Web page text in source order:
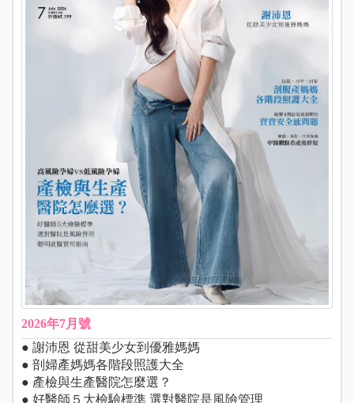
2026年7月號
● 謝沛恩 從甜美少女到優雅媽媽
● 剖婦產媽媽各階段照護大全
● 產檢與生產醫院怎麼選？
● 好醫師５大檢驗標準 選對醫院是風險管理